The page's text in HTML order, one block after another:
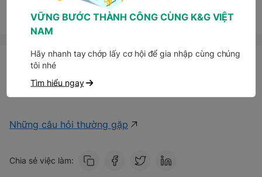
Ứng tuyển ngay
Thông tin liên hệ
Hotline: 0946 075 665 | 024 3788 0111 Máy lẻ 1161
Những câu hỏi thường gặp
Chia sẻ việc làm:
VỮNG BƯỚC THÀNH CÔNG CÙNG K&G VIỆT
NAM
Hãy nhanh tay chớp lấy cơ hội để gia nhập cùng chúng
tôi nhé
Tìm hiểu ngay